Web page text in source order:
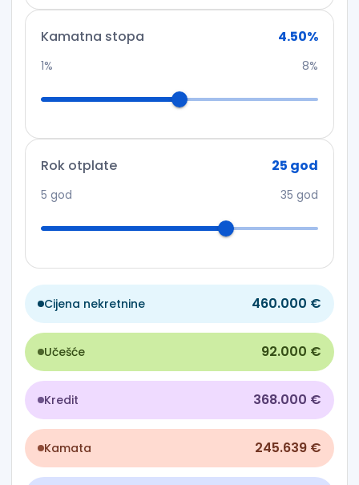
Kamatna stopa 4.50%
1% 8%
Rok otplate 25 god
5 god 35god
Cijena nekretnine 460.000 €
Učešće 92.000 €
Kredit 368.000 €
Kamata 245.639 €